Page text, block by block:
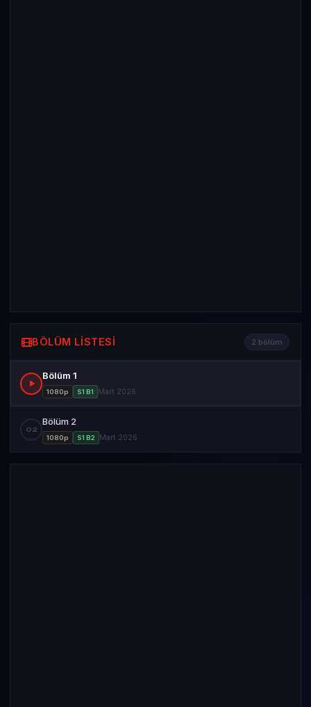
BÖLÜM LISTESI 2 bölüm
Bölüm 1
1080p S1 B1 Mart 2026
02
Bölüm 2
1080p S1 B2 Mart 2026